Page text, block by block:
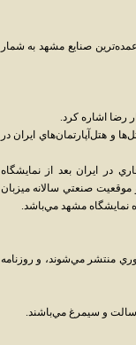
صنايع مشهد به شمار
رضا اشاره کرد.
و هتل‌آپارتمان‌هاي ايران در
در ايران بعد از نمايشگاه
صنعتي سالانه ميزبان
نمايشگاه مشهد مي‌باشد.
منتشر مي‌شوند، و روز‌نامه
و سيمرغ مي‌باشند.